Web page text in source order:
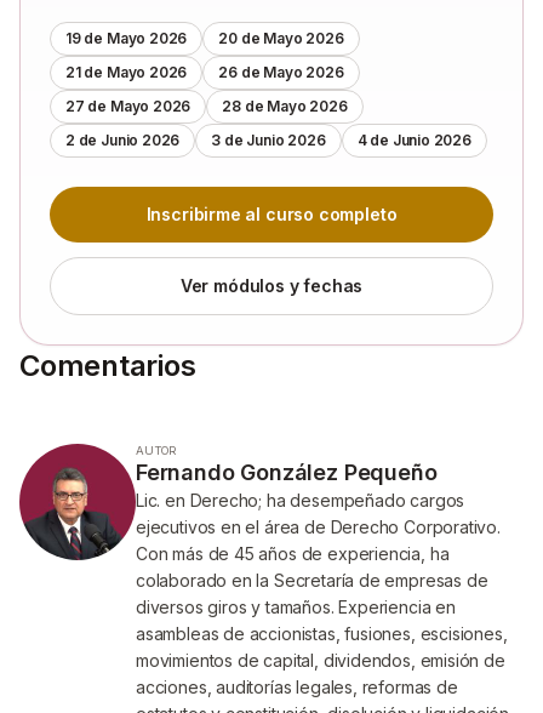
19 de Mayo 2026
20 de Mayo 2026
21 de Mayo 2026
26 de Mayo 2026
27 de Mayo 2026
28 de Mayo 2026
2 de Junio 2026
3 de Junio 2026 4 de Junio 2026
Inscribirme al curso completo
Ver módulos y fechas
Comentarios
AUTOR
Fernando González Pequeño
Lic. en Derecho; ha desempeñado cargos
ejecutivos en el área de Derecho Corporativo.
Con más de 45 años de experiencia, ha
colaborado en la Secretaría de empresas de
diversos giros y tamaños. Experiencia en
asambleas de accionistas, fusiones, escisiones,
movimientos de capital, dividendos, emisión de
acciones, auditorías legales, reformas de